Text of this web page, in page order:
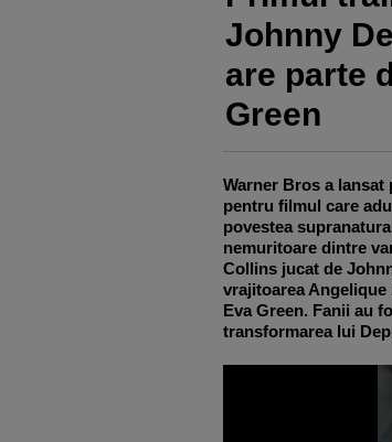
Johnny
are parte
Green
Warner Bros a
pentru filmul care
povestea
nemuritoare dintre
Collins jucat de
vrajitoarea
Eva Green. Fanii au
transformarea lui